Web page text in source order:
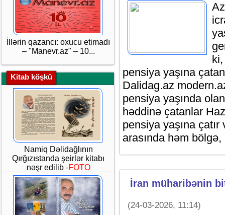
İllərin qazancı: oxucu etimadı
– "Manevr.az" – 10...
Kitab köşkü
Namiq Dəlidağlının
Qırğızıstanda şeirlər kitabı
nəşr edilib -FOTO
pensiya yaşına
Dalidag.az
pensiya yaşında
həddinə çatanlar
pensiya yaşına
arasında həm
İran müharibənin
(24-03-2026, 11:14)